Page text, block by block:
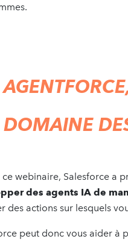
DOMAINE
ce webinaire, Salesforce a
des agents IA de
des actions sur lesquels
peut donc vous aider à